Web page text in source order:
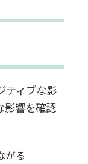
ティブな影
影響を確認
がる